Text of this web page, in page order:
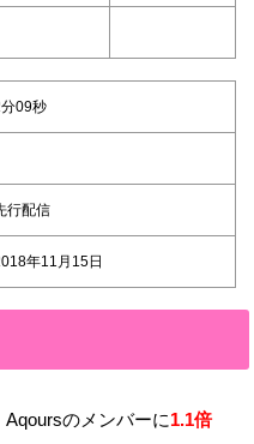
09秒
行配信
年11月15日
のメンバーに1.1倍